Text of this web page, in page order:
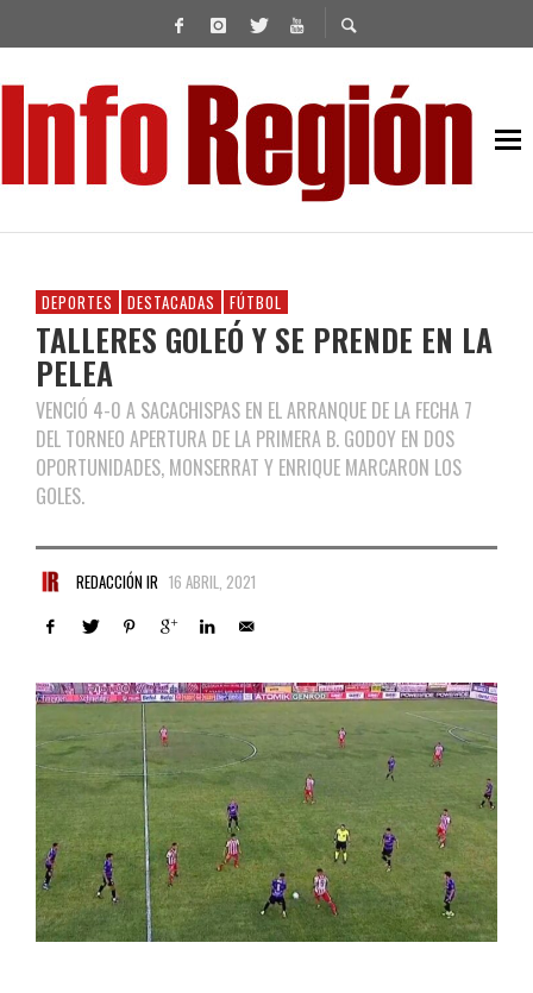
DEPORTES DESTACADAS FÚTBOL
TALLERES GOLEÓ Y SE PRENDE EN LA
PELEA
VENCIÓ 4-0 A SACACHISPAS EN EL ARRANQUE DE LA FECHA 7
DEL TORNEO APERTURA DE LA PRIMERA B. GODOY EN DOS
OPORTUNIDADES, MONSERRAT Y ENRIQUE MARCARON LOS
GOLES.
REDACCIÓN IR 16 ABRIL, 2021